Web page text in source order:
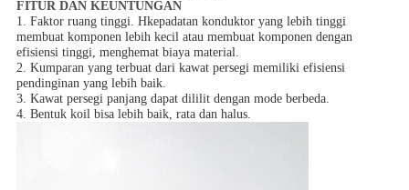
FITUR DAN KEUNTUNGAN
1. Faktor ruang tinggi. Hkepadatan konduktor yang lebih tinggi
membuat komponen lebih kecil atau membuat komponen dengan
efisiensi tinggi, menghemat biaya material.
2. Kumparan yang terbuat dari kawat persegi memiliki efisiensi
pendinginan yang lebih baik.
3. Kawat persegi panjang dapat dililit dengan mode berbeda.
4. Bentuk koil bisa lebih baik, rata dan halus.